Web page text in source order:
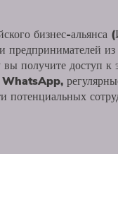
бизнес-
предпринимателей
вы получите доступ
WhatsApp,
потенциальных